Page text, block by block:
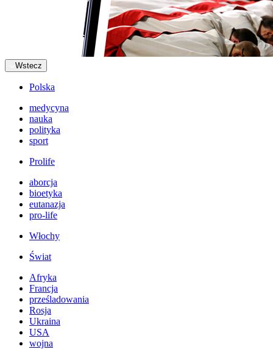
Wstecz
Polska
medycyna
nauka
polityka
sport
Prolife
aborcja
bioetyka
eutanazja
pro-life
Włochy
Świat
Afryka
Francja
prześladowania
Rosja
Ukraina
USA
wojna